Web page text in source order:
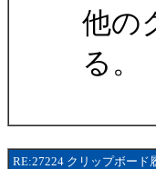
他の
る。
RE:27224 クリップボード